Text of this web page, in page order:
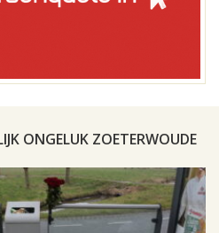
ONGELUK ZOETERWOUDE